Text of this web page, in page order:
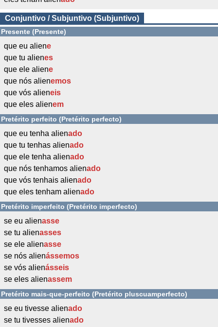
Conjuntivo / Subjuntivo (Subjuntivo)
Presente (Presente)
que eu aliene
que tu alienes
que ele aliene
que nós alienemos
que vós alieneis
que eles alienem
Pretérito perfeito (Pretérito perfecto)
que eu tenha alienado
que tu tenhas alienado
que ele tenha alienado
que nós tenhamos alienado
que vós tenhais alienado
que eles tenham alienado
Pretérito imperfeito (Pretérito imperfecto)
se eu alienasse
se tu alienasses
se ele alienasse
se nós alienássemos
se vós alienásseis
se eles alienassem
Pretérito mais-que-perfeito (Pretérito pluscuamperfecto)
se eu tivesse alienado
se tu tivesses alienado